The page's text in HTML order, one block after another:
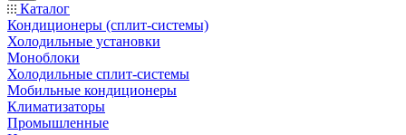
Каталог
Кондиционеры (сплит-системы)
Холодильные установки
Моноблоки
Холодильные сплит-системы
Мобильные кондиционеры
Климатизаторы
Промышленные